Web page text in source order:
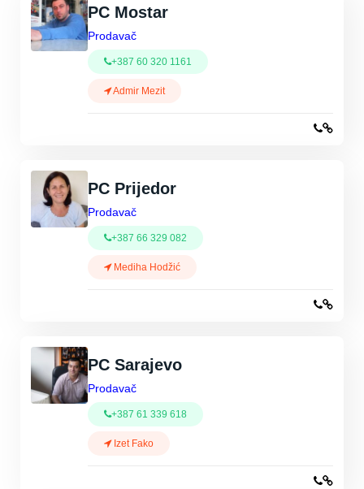
PC Mostar
Prodavač
+387 60 320 1161
Admir Mezit
PC Prijedor
Prodavač
+387 66 329 082
Mediha Hodžić
PC Sarajevo
Prodavač
+387 61 339 618
Izet Fako